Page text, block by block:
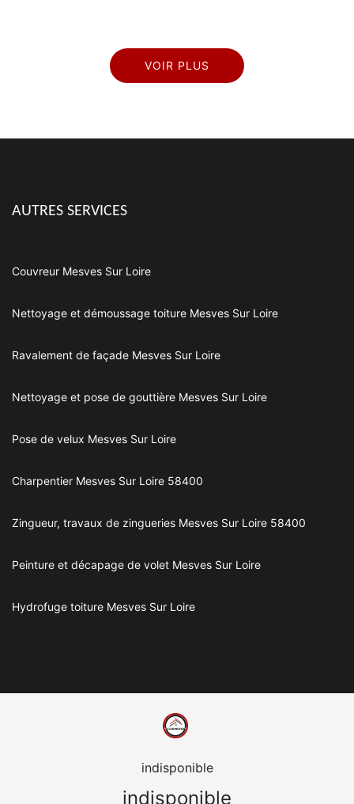
VOIR PLUS
AUTRES SERVICES
Couvreur Mesves Sur Loire
Nettoyage et démoussage toiture Mesves Sur Loire
Ravalement de façade Mesves Sur Loire
Nettoyage et pose de gouttière Mesves Sur Loire
Pose de velux Mesves Sur Loire
Charpentier Mesves Sur Loire 58400
Zingueur, travaux de zingueries Mesves Sur Loire 58400
Peinture et décapage de volet Mesves Sur Loire
Hydrofuge toiture Mesves Sur Loire
indisponible
indisponible